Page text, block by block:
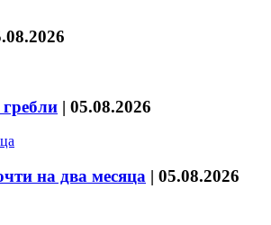
| 05.08.2026
на два месяца | 05.08.2026